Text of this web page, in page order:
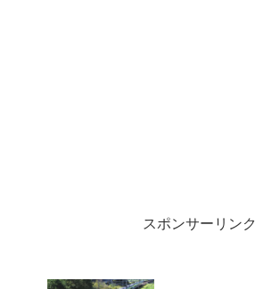
スポンサーリンク